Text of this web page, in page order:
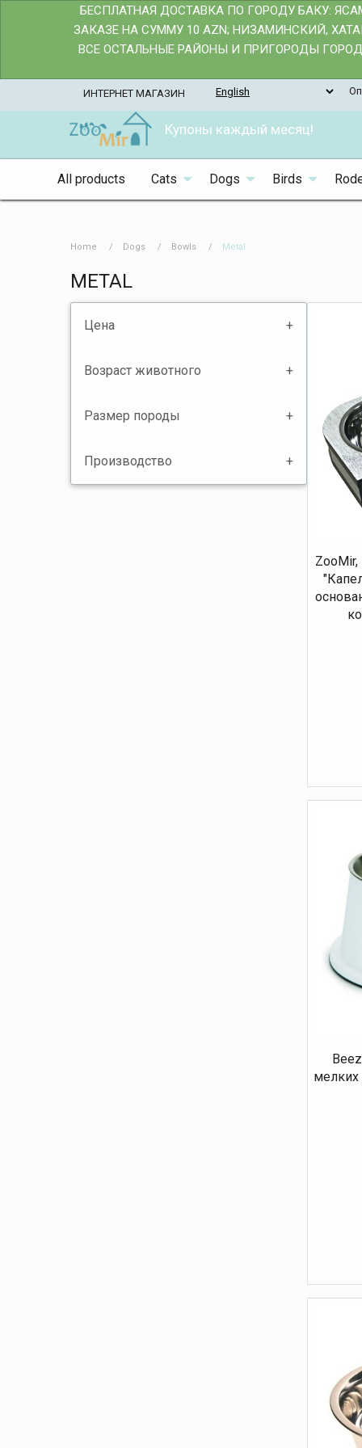
БЕСПЛАТНАЯ ДОСТАВКА ПО ГОРОДУ БАКУ:
ЗАКАЗЕ НА СУММУ 10 AZN; НИЗАМИНСКИЙ,
ВСЕ ОСТАЛЬНЫЕ РАЙОНЫ И ПРИГОРОДЫ
ИНТЕРНЕТ МАГАЗИН
Купоны каждый месяц!
All products Cats Dogs Birds
Home Dogs Bowls Metal
METAL
Цена
Возраст животного
Размер породы
Производство
мелких